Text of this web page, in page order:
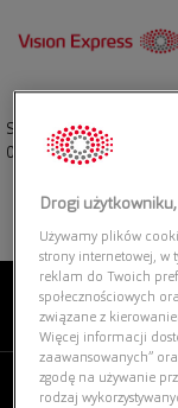
Strona główna|
0FH2004U 701/87
O NAS
MOJE VISION
Drogi użytkowniku,
Używamy plików
strony internetowej, w
reklam do Twoich
społecznościowych
związane z
Więcej informacji
zaawansowanych”
zgodę na używanie
rodzaj